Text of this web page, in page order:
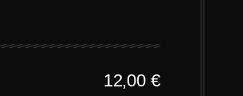
12,00 €